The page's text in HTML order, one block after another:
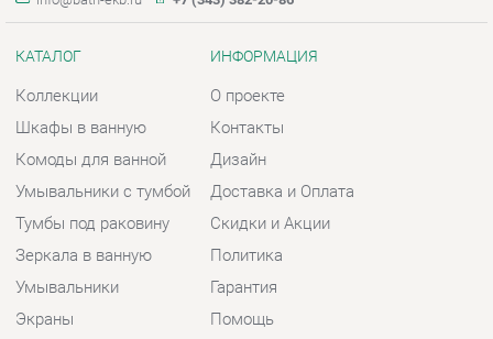
Тумбы под раковину
Экраны
Скидки и Акции
Помощь
ГОРОДА
Весь мир
Екатеринбург
КОНТАКТЫ
Шоурум и склад самовывоза
Адрес: г. Екатеринбург,
Металлургов, 84
Телефон: +7 (343) 382-20-86
Часы работы: